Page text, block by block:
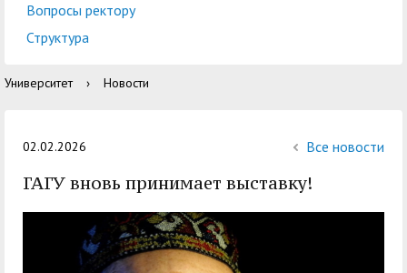
Республиканская
организация высшей
Центр русского языка
обучающихся ГАГУ
Образовательный
модуль «Обучение
служением»
Информация о
предоставлении
академического
отпуска обучающимся
Вопросы ректору
Структура
Университет › Новости
02.02.2026 Все новости
ГАГУ вновь принимает выставку!